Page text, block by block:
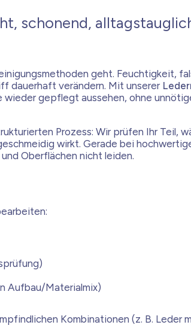
schonend,
geht. Feuchtigkeit,
dauerhaft verändern. Mit unserer
gepflegt aussehen, ohne
Prozess: Wir prüfen Ihr Teil,
wirkt. Gerade bei
Oberflächen nicht leiden.
Aufbau/Materialmix)
Kombinationen (z. B. Leder